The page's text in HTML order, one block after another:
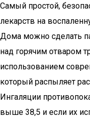
Самый простой,
лекарств на
Дома можно сделать
над горячим отваром
использованием
который распыляет
Ингаляции
выше 38,5 и если их